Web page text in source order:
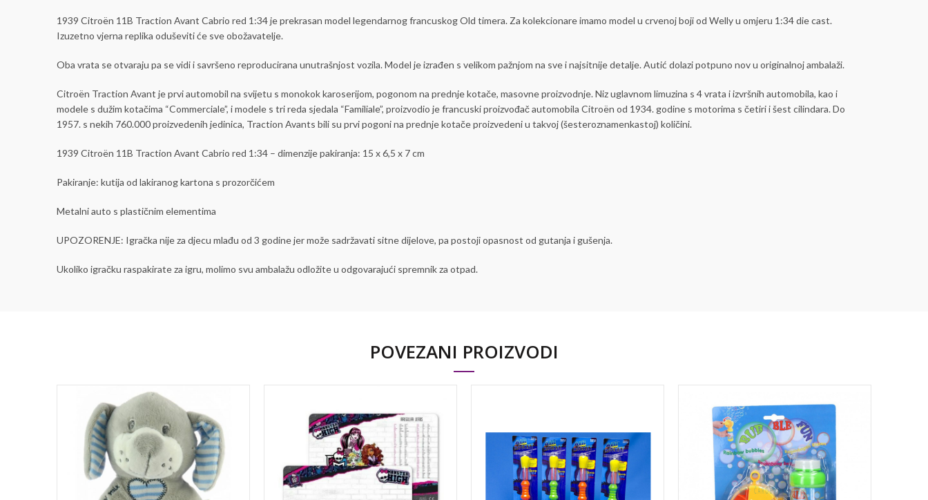
1939 Citroën 11B Traction Avant Cabrio red 1:34 je prekrasan model legendarnog francuskog Old timera. Za kolekcionare imamo model u crvenoj boji od Welly u omjeru 1:34 die cast.
Izuzetno vjerna replika oduševiti će sve obožavatelje.
Oba vrata se otvaraju pa se vidi i savršeno reproducirana unutrašnjost vozila. Model je izrađen s velikom pažnjom na sve i najsitnije detalje. Autić dolazi potpuno nov u originalnoj ambalaži.
Citroën Traction Avant je prvi automobil na svijetu s monokok karoserijom, pogonom na prednje kotače, masovne proizvodnje. Niz uglavnom limuzina s 4 vrata i izvršnih automobila, kao i
modele s dužim kotačima “Commerciale”, i modele s tri reda sjedala “Familiale”, proizvodio je francuski proizvođač automobila Citroën od 1934. godine s motorima s četiri i šest cilindara. Do
1957. s nekih 760.000 proizvedenih jedinica, Traction Avants bili su prvi pogoni na prednje kotače proizvedeni u takvoj (šesteroznamenkastoj) količini.
1939 Citroën 11B Traction Avant Cabrio red 1:34 – dimenzije pakiranja: 15 x 6,5 x 7 cm
Pakiranje: kutija od lakiranog kartona s prozorčićem
Metalni auto s plastičnim elementima
UPOZORENJE: Igračka nije za djecu mlađu od 3 godine jer može sadržavati sitne dijelove, pa postoji opasnost od gutanja i gušenja.
Ukoliko igračku raspakirate za igru, molimo svu ambalažu odložite u odgovarajući spremnik za otpad.
POVEZANI PROIZVODI